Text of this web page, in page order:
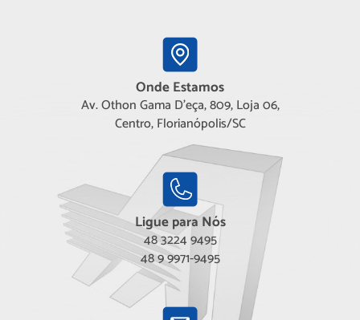
Onde Estamos
Av. Othon Gama D'eça, 809, Loja 06,
Centro, Florianópolis/SC
Ligue para Nós
48 3224 9495
48 9 9971-9495